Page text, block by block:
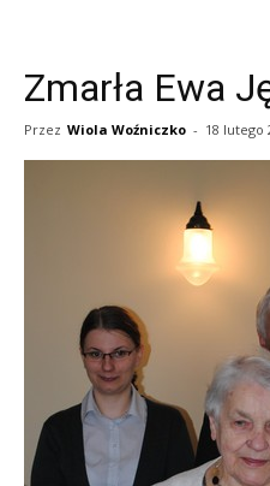
Zmarła Ewa
Przez Wiola Woźniczko - 18 lutego